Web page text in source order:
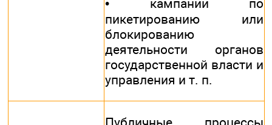
• кампании по
пикетированию или
блокированию
деятельности органов
государственной власти и
управления и т. п.